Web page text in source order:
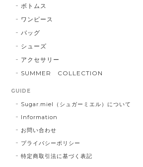
ボトムス
ワンピース
バッグ
シューズ
アクセサリー
SUMMER COLLECTION
GUIDE
Sugar.miel（シュガーミエル）について
Information
お問い合わせ
プライバシーポリシー
特定商取引法に基づく表記